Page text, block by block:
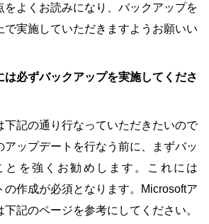
をよくお読みになり、バックアップを
で実施していただきますようお願いい
必ずバックアップを実施してくださ
下記の通り行なっていただきたいので
アップデートを行なう前に、まずバッ
とを強くお勧めします。これには
の作成が必須となります。Microsoftア
記のページを参考にしてください。